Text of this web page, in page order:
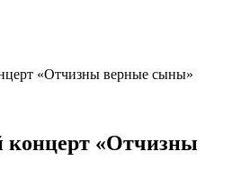
«Отчизны верные сыны»
концерт «Отчизны